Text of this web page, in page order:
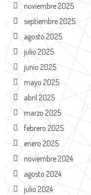
noviembre 2025
septiembre 2025
agosto 2025
julio 2025
junio 2025
mayo 2025
abril 2025
marzo 2025
febrero 2025
enero 2025
noviembre 2024
agosto 2024
julio 2024